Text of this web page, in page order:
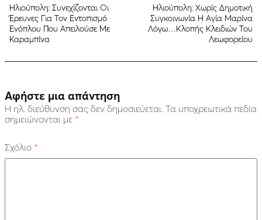
Ηλιούπολη: Συνεχίζονται Οι
Έρευνες Για Τον Εντοπισμό
Ενόπλου Που Απειλούσε Με
Καραμπίνα
Ηλιούπολη: Χωρίς Δημοτική
Συγκοινωνία Η Αγία Μαρίνα
Λόγω…Κλοπής Κλειδιών Του
Λεωφορείου
Αφήστε μια απάντηση
Η ηλ. διεύθυνση σας δεν δημοσιεύεται. Τα υποχρεωτικά πεδία
σημειώνονται με *
Σχόλιο *